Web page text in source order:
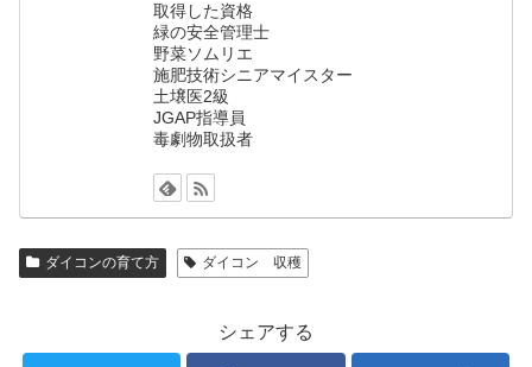
取得した資格
緑の安全管理士
野菜ソムリエ
施肥技術シニアマイスター
土壌医2級
JGAP指導員
毒劇物取扱者
ダイコンの育て方 ダイコン 収穫
シェアする